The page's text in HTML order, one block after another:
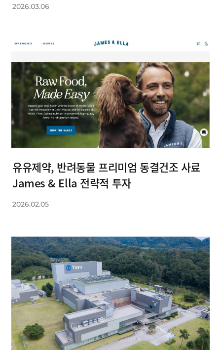
2026.03.06
유유제약, 반려동물 프리미엄 동결건조 사료
James & Ella 전략적 투자
2026.02.05